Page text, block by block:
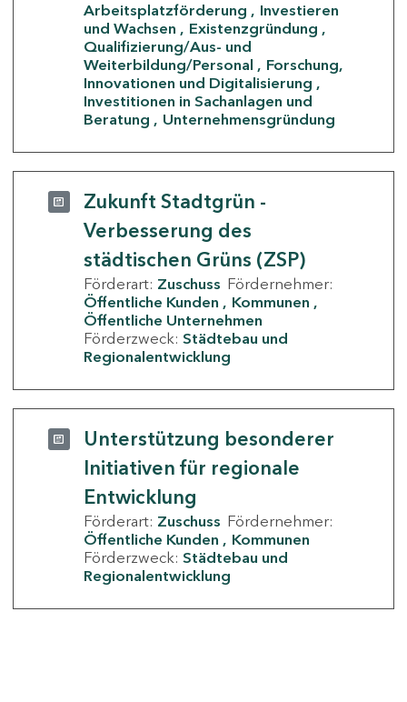
Arbeitsplatzförderung
Investieren
und Wachsen
Existenzgründung
Qualifizierung/Aus- und
Weiterbildung/Personal
Forschung,
Innovationen und Digitalisierung
Investitionen in Sachanlagen und
Beratung
Unternehmensgründung
Zukunft Stadtgrün -
Verbesserung des
städtischen Grüns (ZSP)
Förderart: Zuschuss Fördernehmer:
Öffentliche Kunden
Kommunen
Öffentliche Unternehmen
Förderzweck: Städtebau und
Regionalentwicklung
Unterstützung besonderer
Initiativen für regionale
Entwicklung
Förderart: Zuschuss Fördernehmer:
Öffentliche Kunden
Kommunen
Förderzweck: Städtebau und
Regionalentwicklung